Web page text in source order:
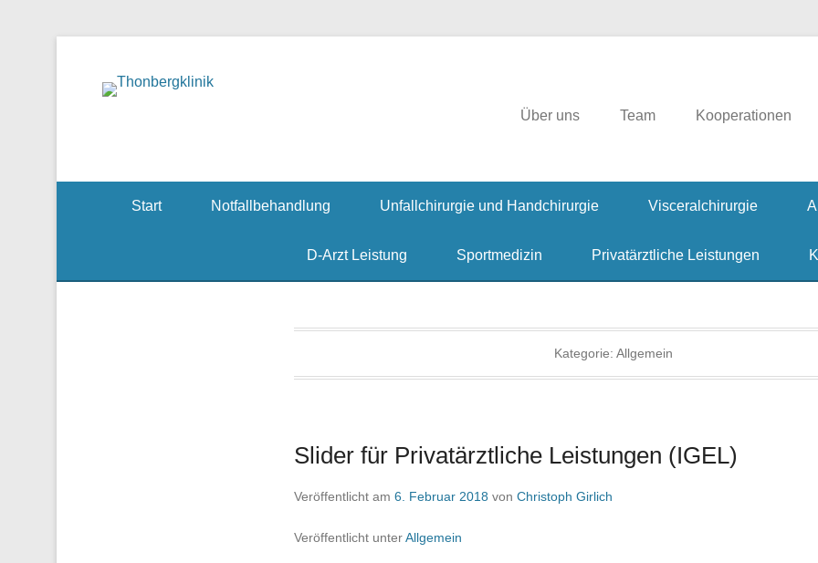
Über uns Team Kooperationen
Start Notfallbehandlung Unfallchirurgie und Handchirurgie Visceralchirurgie
D-Arzt Leistung Sportmedizin Privatärztliche Leistungen
Kategorie: Allgemein
Slider für Privatärztliche Leistungen (IGEL)
Veröffentlicht am 6. Februar 2018 von Christoph Girlich
Veröffentlicht unterAllgemein